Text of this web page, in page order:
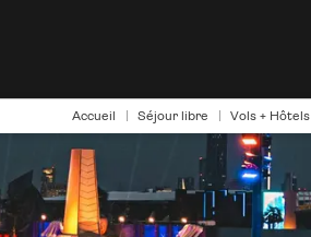
Accueil Séjour libre Vols + Hôtels